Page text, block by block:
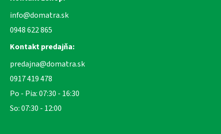
info@domatra.sk
0948 622 865
Kontakt predajňa:
predajna@domatra.sk
0917 419 478
Po - Pia: 07:30 - 16:30
So: 07:30 - 12:00